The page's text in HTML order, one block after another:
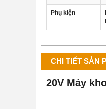
Phụ kiện
CHI TIẾT SẢN
20V Máy